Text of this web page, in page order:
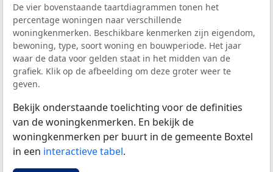
De vier bovenstaande taartdiagrammen tonen het
percentage woningen naar verschillende
woningkenmerken. Beschikbare kenmerken zijn eigendom,
bewoning, type, soort woning en bouwperiode. Het jaar
waar de data voor gelden staat in het midden van de
grafiek. Klik op de afbeelding om deze groter weer te
geven.
Bekijk onderstaande toelichting voor de definities
van de woningkenmerken. En bekijk de
woningkenmerken per buurt in de gemeente Boxtel
in een interactieve tabel.